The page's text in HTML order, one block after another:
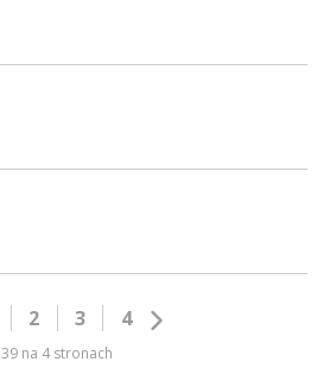
2 3 4
39 na 4 stronach